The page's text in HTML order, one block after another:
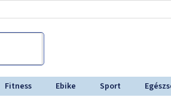
Fitness Ebike Sport